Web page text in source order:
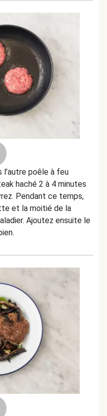
poêle à feu
haché 2 à 4 minutes
Pendant ce temps,
et la moitié de la
Ajoutez ensuite le